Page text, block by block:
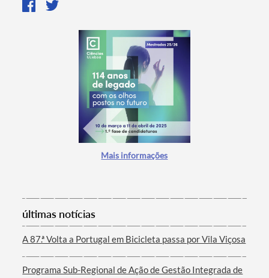
Termo de Pesquisa
Mais informações
últimas notícias
A 87.ª Volta a Portugal em Bicicleta passa por Vila Viçosa
Programa Sub-Regional de Ação de Gestão Integrada de